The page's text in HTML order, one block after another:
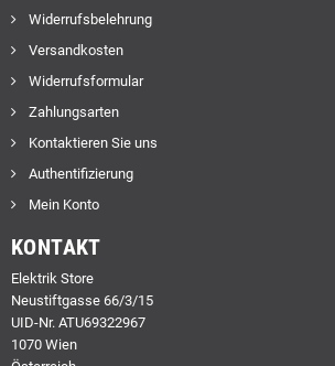
Widerrufsbelehrung
Versandkosten
Widerrufsformular
Zahlungsarten
Kontaktieren Sie uns
Authentifizierung
Mein Konto
KONTAKT
Elektrik Store
Neustiftgasse 66/3/15
UID-Nr. ATU69322967
1070 Wien